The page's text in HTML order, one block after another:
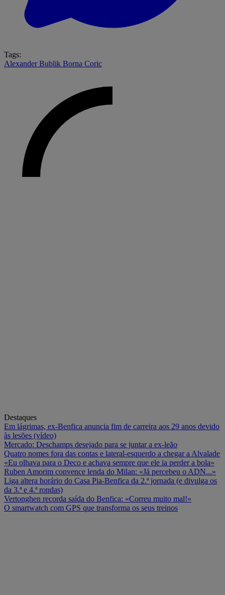
Tags:
Alexander Bublik Borna Coric
Destaques
Em lágrimas, ex-Benfica anuncia fim de carreira aos 29 anos devido
às lesões (vídeo)
Mercado: Deschamps desejado para se juntar a ex-leão
Quatro nomes fora das contas e lateral-esquerdo a chegar a Alvalade
«Eu olhava para o Deco e achava sempre que ele ia perder a bola»
Ruben Amorim convence lenda do Milan: «Já percebeu o ADN...»
Liga altera horário do Casa Pia-Benfica da 2.ª jornada (e divulga os
da 3.ª e 4.ª rondas)
Vertonghen recorda saída do Benfica: «Correu muito mal!»
O smartwatch com GPS que transforma os seus treinos